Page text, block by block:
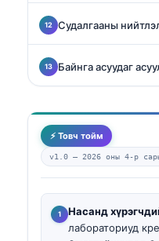
Судалгааны
Байнга асуудаг
⚡ Товч тойм
v1.0 — 2026 оны 4-р
Насанд
лабораториуд